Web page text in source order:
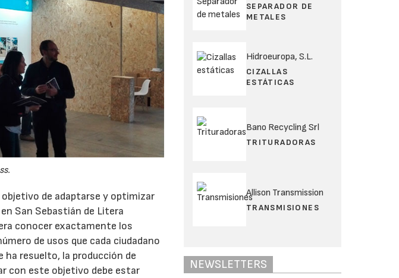
de adaptarse y optimizar
San Sebastián de Litera
conocer exactamente los
de usos que cada ciudadano
ha resuelto, la producción de
con este objetivo debe estar
SEPARADOR DE
METALES
Hidroeuropa, S.L.
CIZALLAS
ESTÁTICAS
Bano Recycling Srl
TRITURADORAS
Allison Transmission
TRANSMISIONES
NEWSLETTERS